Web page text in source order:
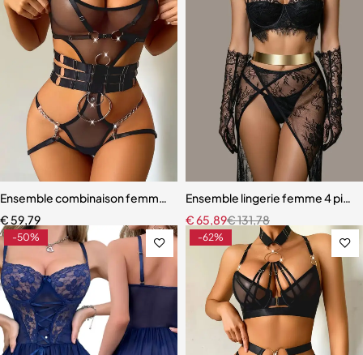
Ensemble combinaison femme – Maille ajourée avec ceinture
€ 59,79
Ensemble lingerie femme 4
€131,78
€65,89
-50% -62%